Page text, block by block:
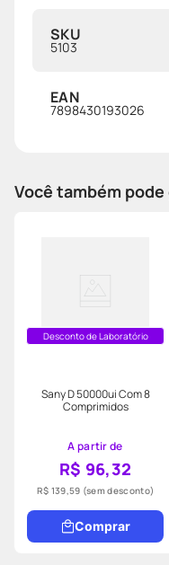
SKU
5103
EAN
7898430193026
Você também
Desconto de Laboratório
Sany D 50000ui Com 8
Comprimidos
A partir de
R$ 96,32
R$ 139,59 (sem desconto)
Comprar